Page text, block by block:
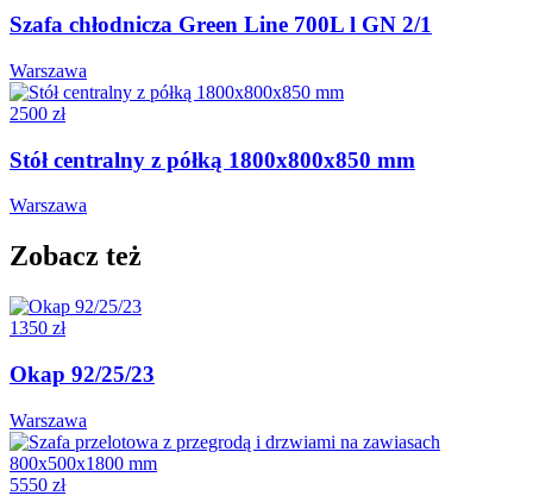
Szafa chłodnicza Green Line 700L l GN 2/1
Warszawa
2500 zł
Stół centralny z półką 1800x800x850 mm
Warszawa
Zobacz też
1350 zł
Okap 92/25/23
Warszawa
5550 zł